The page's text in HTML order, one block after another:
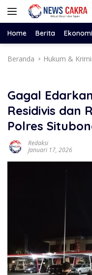
Langsung
Home Berita
Beranda Hukum &
Gagal
Residivis dan
Polres
Redaksi
Januari 17, 2026